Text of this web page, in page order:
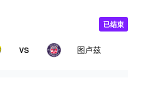
VS 图卢兹
已结束